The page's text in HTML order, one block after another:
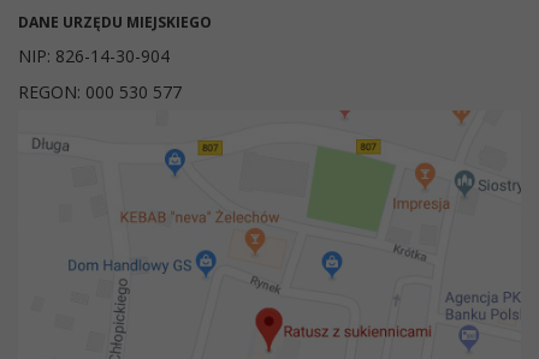
DANE URZĘDU MIEJSKIEGO
NIP: 826-14-30-904
REGON: 000 530 577